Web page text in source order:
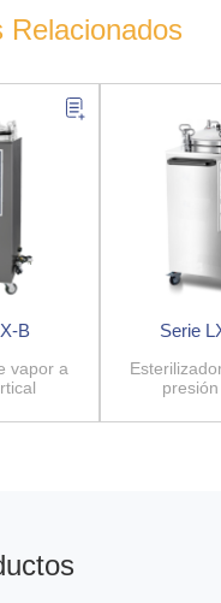
Relacionados
B
vapor a
Serie